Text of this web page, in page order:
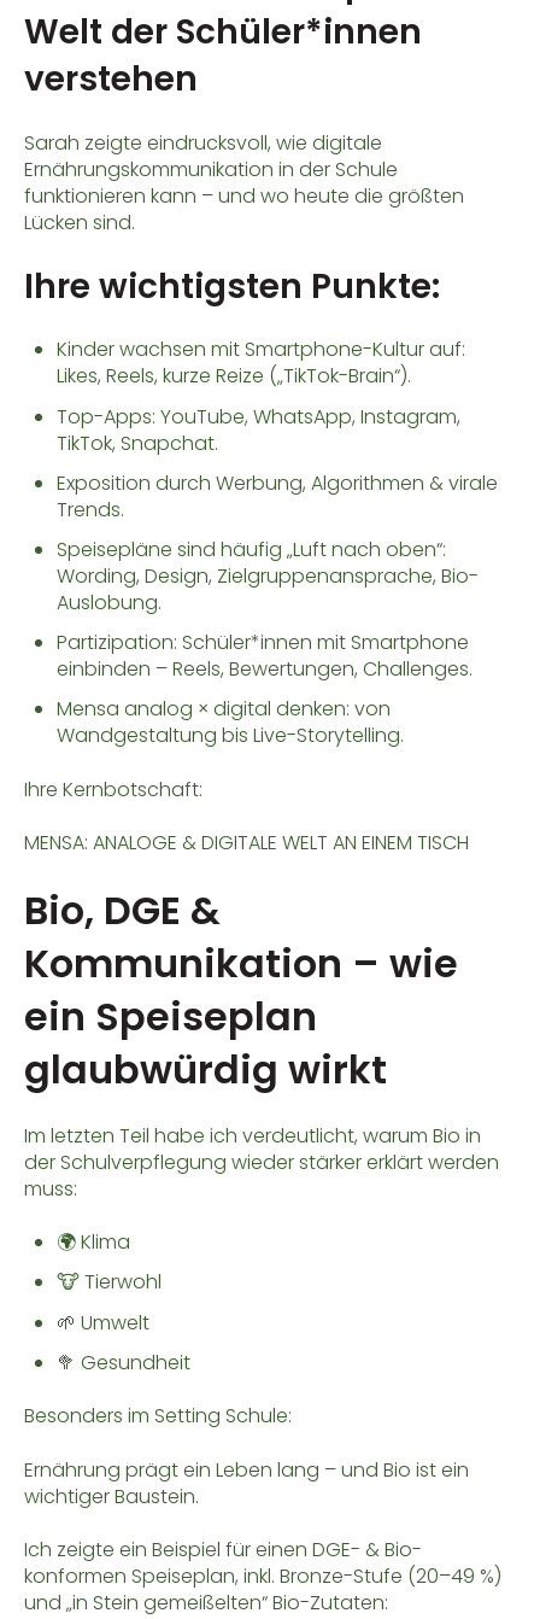
Welt der Schüler*innen
verstehen
Sarah zeigte eindrucksvoll, wie digitale
Ernährungskommunikation in der Schule
funktionieren kann – und wo heute die größten
Lücken sind.
Ihre wichtigsten Punkte:
Kinder wachsen mit Smartphone-Kultur auf:
Likes, Reels, kurze Reize („TikTok-Brain“).
Top-Apps: YouTube, WhatsApp, Instagram,
TikTok, Snapchat.
Exposition durch Werbung, Algorithmen & virale
Trends.
Speisepläne sind häufig „Luft nach oben“:
Wording, Design, Zielgruppenansprache, Bio-
Auslobung.
Partizipation: Schüler*innen mit Smartphone
einbinden – Reels, Bewertungen, Challenges.
Mensa analog × digital denken: von
Wandgestaltung bis Live-Storytelling.
Ihre Kernbotschaft:
MENSA: ANALOGE & DIGITALE WELT AN EINEM TISCH
Bio, DGE &
Kommunikation – wie
ein Speiseplan
glaubwürdig wirkt
Im letzten Teil habe ich verdeutlicht, warum Bio in
der Schulverpflegung wieder stärker erklärt werden
muss:
🌍 Klima
🐮 Tierwohl
🌱 Umwelt
🥦 Gesundheit
Besonders im Setting Schule:
Ernährung prägt ein Leben lang – und Bio ist ein
wichtiger Baustein.
Ich zeigte ein Beispiel für einen DGE- & Bio-
konformen Speiseplan, inkl. Bronze-Stufe (20–49 %)
und „in Stein gemeißelten“ Bio-Zutaten: